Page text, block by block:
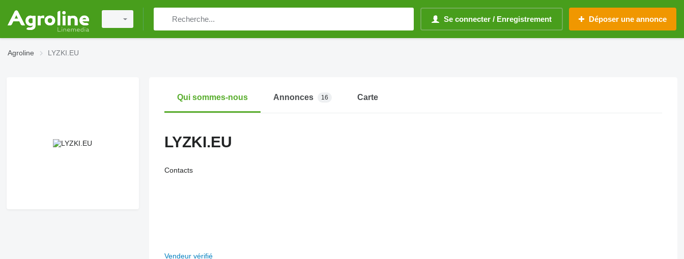
Se connecter / Enregistrement Déposer une annonce
Agroline LYZKI.EU
Qui sommes-nous Annonces 16 Carte
LYZKI.EU
Contacts
Vendeur vérifié